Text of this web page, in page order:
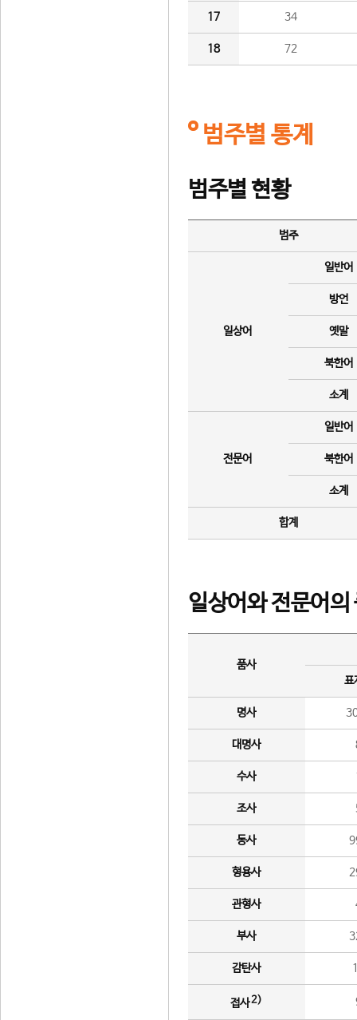
17 34
18 72
범주별 통계
범주별 현황
범주
일상어
일반어
방언
옛말
북한어
소계
전문어
일반어
북한어
소계
합계
일상어와 전문어의
품사
표
명사
대명사
수사
조사
동사
형용사
관형사
부사
감탄사
접사2)